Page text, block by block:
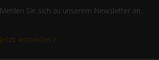
Melden Sie sich zu unserem Newsletter an
Jetzt anmelden >